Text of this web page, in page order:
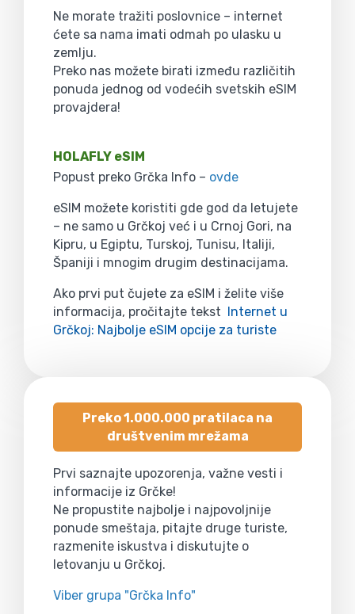
Ne morate tražiti poslovnice – internet
ćete sa nama imati odmah po ulasku u
zemlju.
Preko nas možete birati između različitih
ponuda jednog od vodećih svetskih eSIM
provajdera!
HOLAFLY eSIM
Popust preko Grčka Info – ovde
eSIM možete koristiti gde god da letujete
– ne samo u Grčkoj već i u Crnoj Gori, na
Kipru, u Egiptu, Turskoj, Tunisu, Italiji,
Španiji i mnogim drugim destinacijama.
Ako prvi put čujete za eSIM i želite više
informacija, pročitajte tekst Internet u
Grčkoj: Najbolje eSIM opcije za turiste
Preko 1.000.000 pratilaca na
društvenim mrežama
Prvi saznajte upozorenja, važne vesti i
informacije iz Grčke!
Ne propustite najbolje i najpovoljnije
ponude smeštaja, pitajte druge turiste,
razmenite iskustva i diskutujte o
letovanju u Grčkoj.
Viber grupa "Grčka Info"